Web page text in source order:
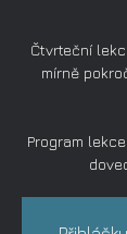
Čtvrteční
mírně
Program